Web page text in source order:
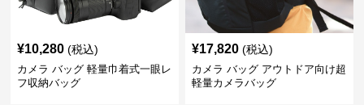
¥10,280 (税込)
カメラ バッグ 軽量巾着式一眼レ
フ収納バッグ
¥17,820 (税込)
カメラ バッグ アウトドア向け超
軽量カメラバッグ